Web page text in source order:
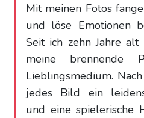
Mit meinen Fotos
und löse Emotionen
Seit ich zehn Jahre
meine brennende
Lieblingsmedium.
jedes Bild ein
und eine spielerische